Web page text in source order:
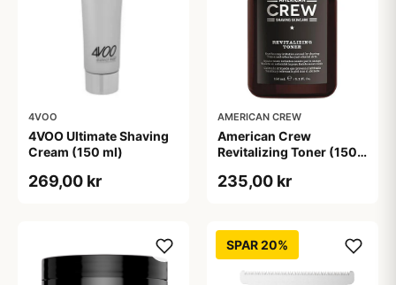
4VOO
4VOO Ultimate Shaving
Cream (150 ml)
269,00 kr
AMERICAN CREW
American Crew
Revitalizing Toner (150
235,00 kr
SPAR 20%